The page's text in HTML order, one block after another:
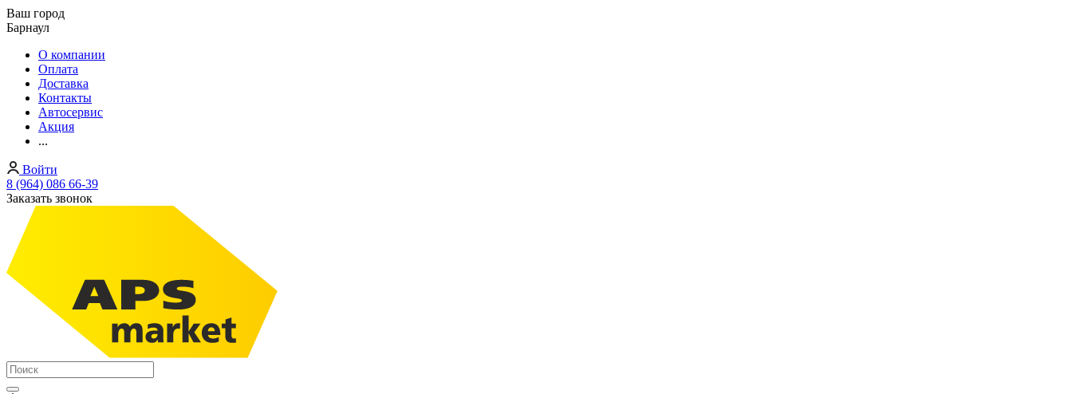
Ваш город
Барнаул
О компании
Оплата
Доставка
Контакты
Автосервис
Акция
...
Войти
8 (964) 086 66-39
Заказать звонок